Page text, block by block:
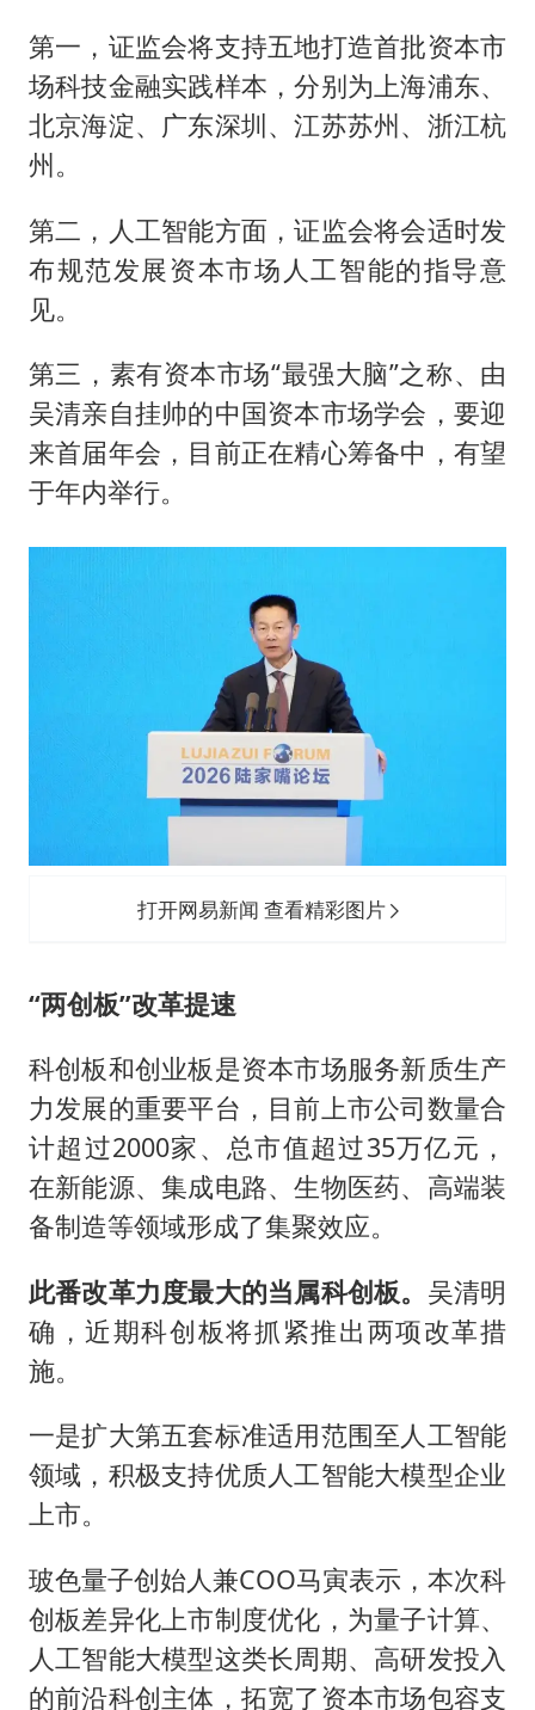
第一，证监会将支持五地打造首批资本市
场科技金融实践样本，分别为上海浦东、
北京海淀、广东深圳、江苏苏州、浙江杭
州。
第二，人工智能方面，证监会将会适时发
布规范发展资本市场人工智能的指导意
见。
第三，素有资本市场“最强大脑”之称、由
吴清亲自挂帅的中国资本市场学会，要迎
来首届年会，目前正在精心筹备中，有望
于年内举行。
打开网易新闻 查看精彩图片
“两创板”改革提速
科创板和创业板是资本市场服务新质生产
力发展的重要平台，目前上市公司数量合
计超过2000家、总市值超过35万亿元，
在新能源、集成电路、生物医药、高端装
备制造等领域形成了集聚效应。
此番改革力度最大的当属科创板。 吴清明
确，近期科创板将抓紧推出两项改革措
施。
一是扩大第五套标准适用范围至人工智能
领域，积极支持优质人工智能大模型企业
上市。
玻色量子创始人兼COO马寅表示，本次科
创板差异化上市制度优化，为量子计算、
人工智能大模型这类长周期、高研发投入
的前沿科创主体，拓宽了资本市场包容支